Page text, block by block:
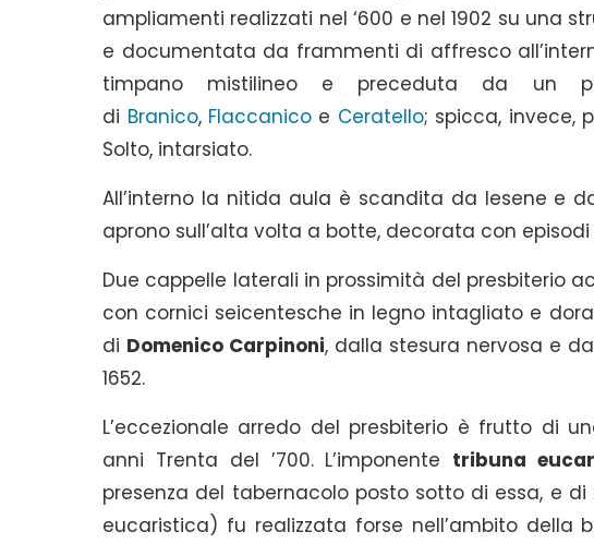
ampliamenti realizzati nel ‘600 e nel 1902 su una
e documentata da frammenti di affresco
timpano mistilineo e preceduta da un
di Branico, Flaccanicoe Ceratello; spicca, invece,
Solto, intarsiato.
All’interno la nitida aula è scandita da lesene e
aprono sull’alta volta a botte, decorata con
Due cappelle laterali in prossimità del presbiterio
con cornici seicentesche in legno intagliato e
di Domenico Carpinoni, dalla stesura nervosa e
1652.
L’eccezionale arredo del presbiterio è frutto di
anni Trenta del ’700. L’imponente tribuna
presenza del tabernacolo posto sotto di essa, e di
eucaristica) fu realizzata forse nell’ambito della